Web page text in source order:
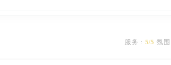
服务 : 5/5 氛围